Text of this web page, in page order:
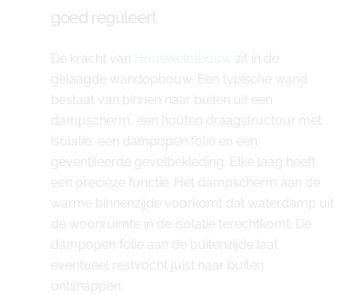
goed reguleert
De kracht van Houtskeletbouw zit in de
gelaagde wandopbouw. Een typische wand
bestaat van binnen naar buiten uit een
dampscherm, een houten draagstructuur met
isolatie, een dampopen folie en een
geventileerde gevelbekleding. Elke laag heeft
een precieze functie. Het dampscherm aan de
warme binnenzijde voorkomt dat waterdamp uit
de woonruimte in de isolatie terechtkomt. De
dampopen folie aan de buitenzijde laat
eventueel restvocht juist naar buiten
ontsnappen.